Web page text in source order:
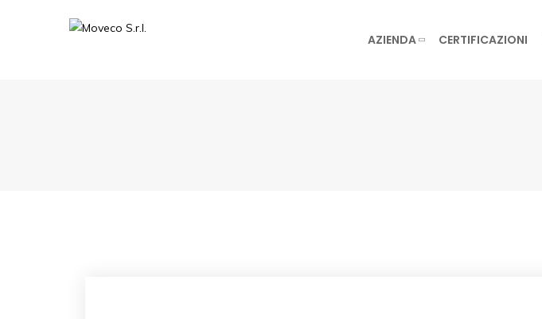
AZIENDA CERTIFICAZIONI